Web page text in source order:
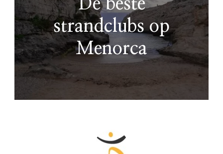
De beste
strandclubs op
Menorca